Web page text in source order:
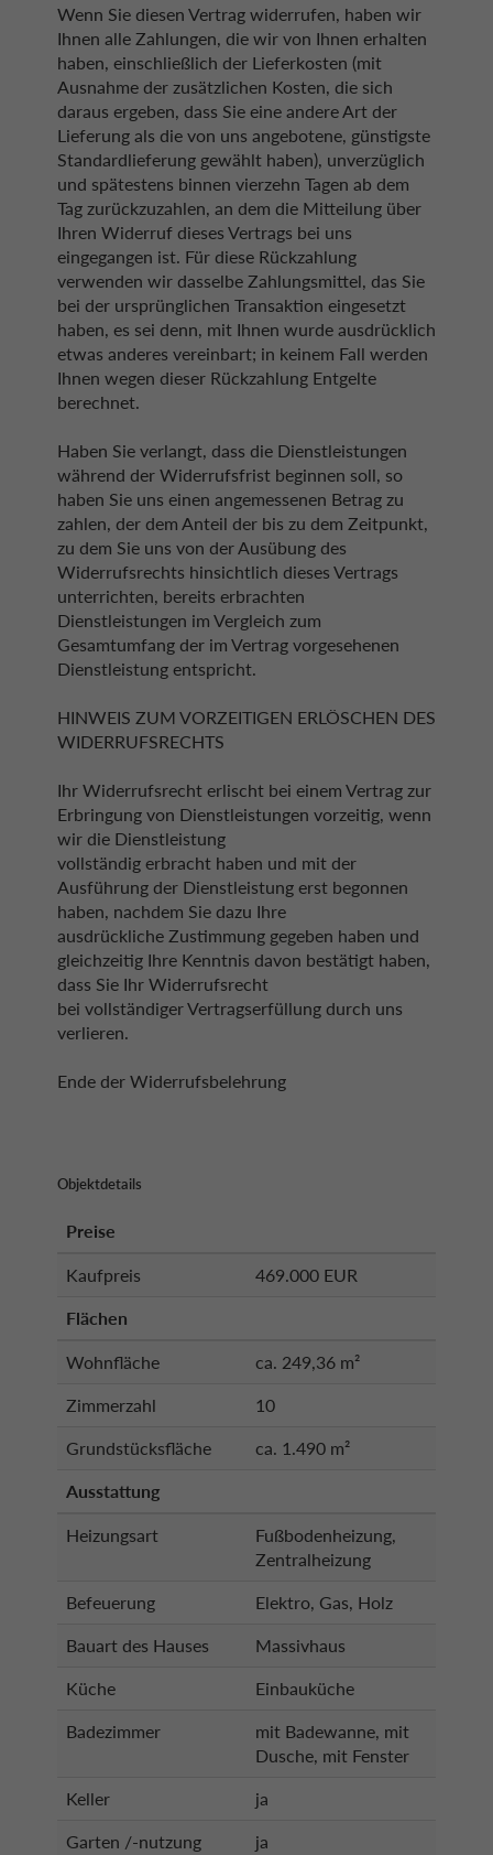
Wenn Sie diesen Vertrag widerrufen, haben wir
Ihnen alle Zahlungen, die wir von Ihnen erhalten
haben, einschließlich der Lieferkosten (mit
Ausnahme der zusätzlichen Kosten, die sich
daraus ergeben, dass Sie eine andere Art der
Lieferung als die von uns angebotene, günstigste
Standardlieferung gewählt haben), unverzüglich
und spätestens binnen vierzehn Tagen ab dem
Tag zurückzuzahlen, an dem die Mitteilung über
Ihren Widerruf dieses Vertrags bei uns
eingegangen ist. Für diese Rückzahlung
verwenden wir dasselbe Zahlungsmittel, das Sie
bei der ursprünglichen Transaktion eingesetzt
haben, es sei denn, mit Ihnen wurde ausdrücklich
etwas anderes vereinbart; in keinem Fall werden
Ihnen wegen dieser Rückzahlung Entgelte
berechnet.
Haben Sie verlangt, dass die Dienstleistungen
während der Widerrufsfrist beginnen soll, so
haben Sie uns einen angemessenen Betrag zu
zahlen, der dem Anteil der bis zu dem Zeitpunkt,
zu dem Sie uns von der Ausübung des
Widerrufsrechts hinsichtlich dieses Vertrags
unterrichten, bereits erbrachten
Dienstleistungen im Vergleich zum
Gesamtumfang der im Vertrag vorgesehenen
Dienstleistung entspricht.
HINWEIS ZUM VORZEITIGEN ERLÖSCHEN DES
WIDERRUFSRECHTS
Ihr Widerrufsrecht erlischt bei einem Vertrag zur
Erbringung von Dienstleistungen vorzeitig, wenn
wir die Dienstleistung
vollständig erbracht haben und mit der
Ausführung der Dienstleistung erst begonnen
haben, nachdem Sie dazu Ihre
ausdrückliche Zustimmung gegeben haben und
gleichzeitig Ihre Kenntnis davon bestätigt haben,
dass Sie Ihr Widerrufsrecht
bei vollständiger Vertragserfüllung durch uns
verlieren.
Ende der Widerrufsbelehrung
Objektdetails
Preise
Kaufpreis 469.000 EUR
Flächen
Wohnfläche ca. 249,36 m²
Zimmerzahl 10
Grundstücksfläche ca. 1.490 m²
Ausstattung
Heizungsart
Fußbodenheizung,
Zentralheizung
Befeuerung Elektro, Gas, Holz
Bauart des Hauses Massivhaus
Küche Einbauküche
Badezimmer
mit Badewanne, mit
Dusche, mit Fenster
Keller ja
Garten /-nutzung ja